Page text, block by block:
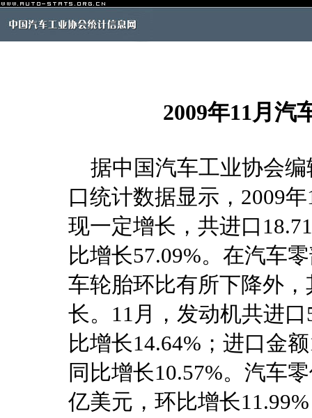
2009年11月汽
据中国汽车工业协会编
口统计数据显示，2009
现一定增长，共进口
比增长57.09%。在汽车
车轮胎环比有所下降外
长。11月，发动机共进
比增长14.64%；进口金
同比增长10.57%。汽车
亿美元，环比增长